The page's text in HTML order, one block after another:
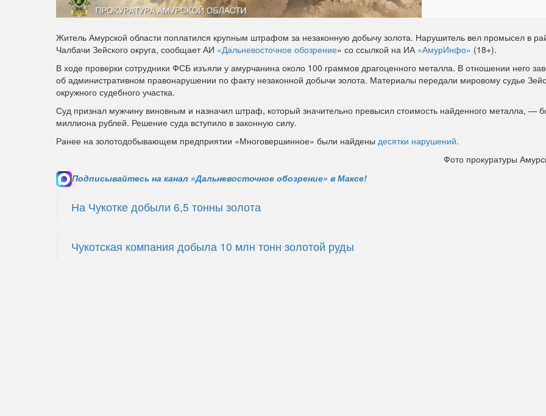
Житель Амурской области поплатился крупным штрафом за незаконную добычу золота. Нарушитель вел промысел в
Чалбачи Зейского округа, сообщает АИ «Дальневосточное обозрение» со ссылкой на ИА «АмурИнфо» (18+).
В ходе проверки сотрудники ФСБ изъяли у амурчанина около 100 граммов драгоценного металла. В отношении него
об административном правонарушении по факту незаконной добычи золота. Материалы передали мировому судье
окружного судебного участка.
Суд признал мужчину виновным и назначил штраф, который значительно превысил стоимость найденного металла, —
миллиона рублей. Решение суда вступило в законную силу.
Ранее на золотодобывающем предприятии «Многовершинное» были найдены десятки нарушений.
Фото прокуратуры
Подписывайтесь на канал «Дальневосточное обозрение» в Максе!
На Чукотке добыли 6,5 тонны золота
Чукотская компания добыла 10 млн тонн золотой руды